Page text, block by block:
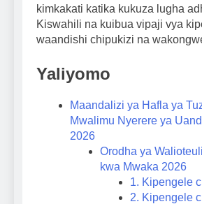
kimkakati katika kukuza lugha
Kiswahili na kuibua vipaji vya
waandishi chipukizi na
Yaliyomo
Maandalizi ya Hafla ya
Mwalimu Nyerere ya
2026
Orodha ya
kwa Mwaka 2026
1. Kipengele
2. Kipengele